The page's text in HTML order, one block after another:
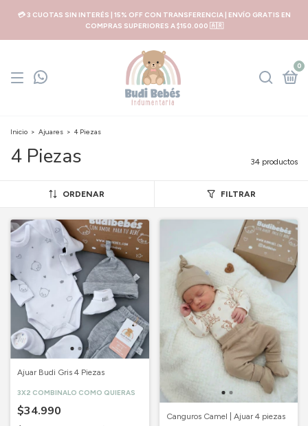
💳 3 CUOTAS SIN INTERÉS | 15% OFF CON TRANSFERENCIA | ENVÍO GRATIS EN
COMPRAS SUPERIORES A $150.000 🇦🇷
0
Inicio > Ajuares > 4 Piezas
4 Piezas 34 productos
ORDENAR FILTRAR
Ajuar Budi Gris 4 Piezas
3X2 COMBINALO COMO QUIERAS
$34.990 Canguros Camel | Ajuar 4 piezas